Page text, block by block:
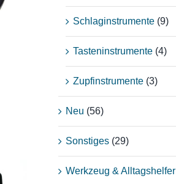
Schlaginstrumente (9)
Tasteninstrumente (4)
Zupfinstrumente (3)
Neu (56)
Sonstiges (29)
Werkzeug & Alltagshelfer